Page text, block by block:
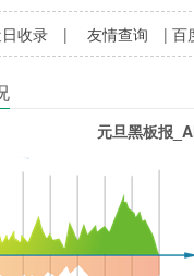
收录 |友情查询 |百
元旦黑板报